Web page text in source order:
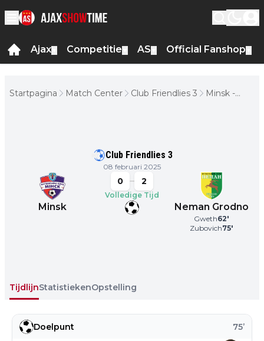
Ajax Competitie AS Official Fanshop
Startpagina Match Center Club Friendlies 3
Minsk -
Club Friendlies 3
08 februari 2025
Minsk
0 2
Volledige Tijd
Neman Grodno
Gweth62'
Zubovich75'
TijdlijnStatistiekenOpstelling
Doelpunt 75’